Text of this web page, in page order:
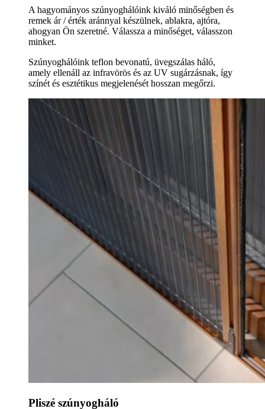
A hagyományos szúnyoghálóink kiváló minőségben és
remek ár / érték aránnyal készülnek, ablakra, ajtóra,
ahogyan Ön szeretné. Válassza a minőséget, válasszon
minket.
Szúnyoghálóink teflon bevonatú, üvegszálas háló,
amely ellenáll az infravörös és az UV sugárzásnak, így
színét és esztétikus megjelenését hosszan megőrzi.
Pliszé szúnyogháló